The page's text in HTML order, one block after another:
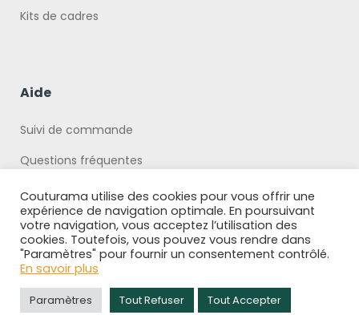
Kits de cadres
Aide
Suivi de commande
Questions fréquentes
Politique de Confidentialité
Copyright © 2026 Boutique Couturama
Couturama utilise des cookies pour vous offrir une
expérience de navigation optimale. En poursuivant
votre navigation, vous acceptez l’utilisation des
cookies. Toutefois, vous pouvez vous rendre dans
"Paramètres" pour fournir un consentement contrôlé.
En savoir plus
Paramètres Tout Refuser Tout Accepter